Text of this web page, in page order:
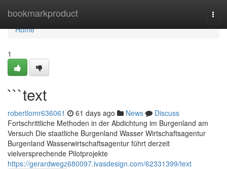
bookmarkproduct
Home
Home
1
```text
robertlomr636061 61 days ago News
Discuss
Fortschrittliche Methoden in der Abdichtung im Burgenland am
Versuch Die staatliche Burgenland Wasser Wirtschaftsagentur
Burgenland Wasserwirtschaftsagentur führt derzeit
vielversprechende Pilotprojekte
https://gerardwegz680097.ivasdesign.com/62331399/text